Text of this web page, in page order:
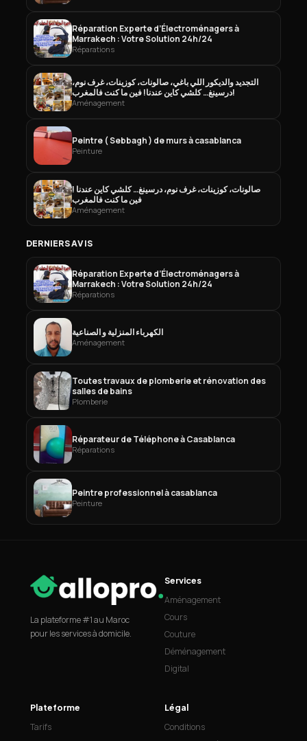
Réparation Experte d’Électroménagers à
Marrakech : Votre Solution 24h/24
Réparations
التجديد والديكور اللي باغي، صالونات، كوزينات، غرف نوم،
درسينغ… كلشي كاين عندنا! فين ما كنت فالمغرب!
Aménagement
Peintre ( Sebbagh ) de murs à casablanca
Peinture
صالونات، كوزينات، غرف نوم، درسينغ… كلشي كاين عندنا !
فين ما كنت فالمغرب
Aménagement
DERNIERS AVIS
Réparation Experte d’Électroménagers à
Marrakech : Votre Solution 24h/24
Réparations
الكهرباء المنزلية و الصناعية
Aménagement
Toutes travaux de plomberie et rénovation des
salles de bains
Plomberie
Réparateur de Téléphone à Casablanca
Réparations
Peintre professionnel à casablanca
Peinture
La plateforme #1 au Maroc
pour les services à domicile.
Services
Aménagement
Cours
Couture
Déménagement
Digital
Plateforme
Tarifs
Légal
Conditions